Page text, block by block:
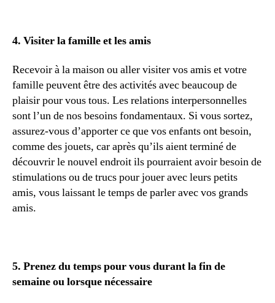
4. Visiter la famille et les amis
Recevoir à la maison ou aller visiter vos amis et votre
famille peuvent être des activités avec beaucoup de
plaisir pour vous tous. Les relations interpersonnelles
sont l’un de nos besoins fondamentaux. Si vous sortez,
assurez-vous d’apporter ce que vos enfants ont besoin,
comme des jouets, car après qu’ils aient terminé de
découvrir le nouvel endroit ils pourraient avoir besoin de
stimulations ou de trucs pour jouer avec leurs petits
amis, vous laissant le temps de parler avec vos grands
amis.
5. Prenez du temps pour vous durant la fin de
semaine ou lorsque nécessaire